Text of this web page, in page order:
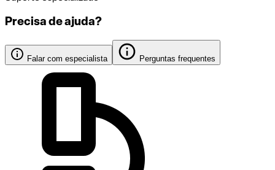
Precisa de ajuda?
Falar com especialista Perguntas frequentes